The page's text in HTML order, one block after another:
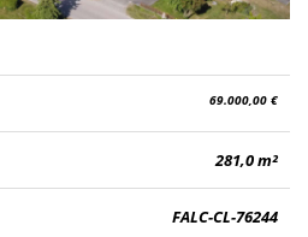
69.000,00 €
281,0 m²
FALC-CL-76244